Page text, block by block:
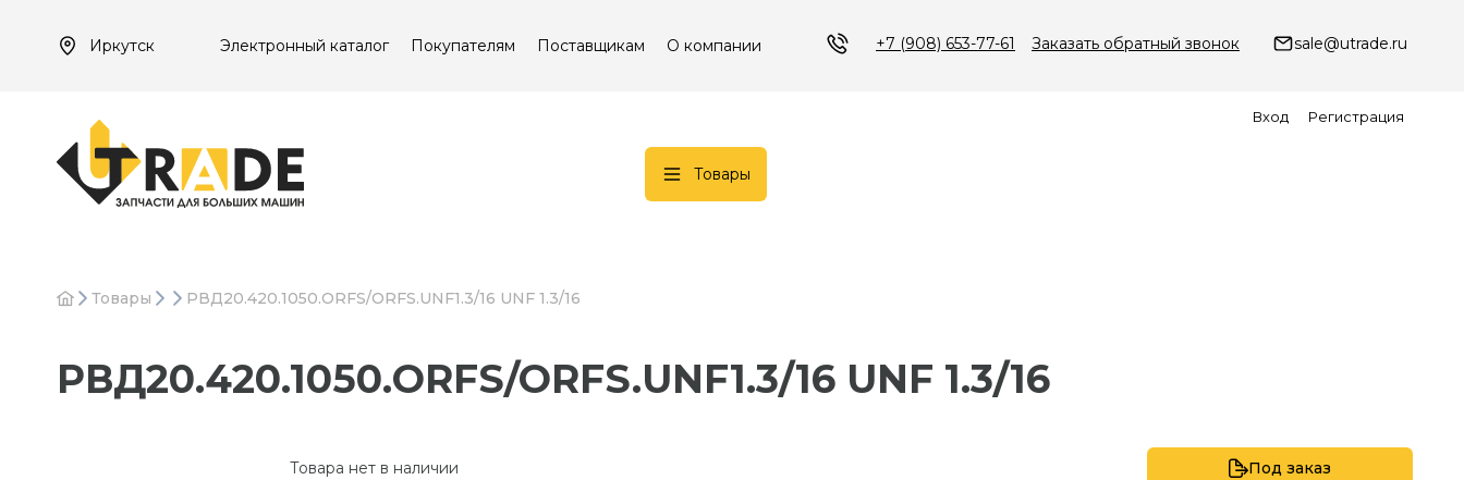
Иркутск Электронный каталог Покупателям Поставщикам О компании +7 (908) 653-77-61 Заказать обратный звонок sale@utrade.ru
Вход Регистрация
Товары
Товары РВД20.420.1050.ORFS/ORFS.UNF1.3/16 UNF 1.3/16
РВД20.420.1050.ORFS/ORFS.UNF1.3/16 UNF 1.3/16
Товара нет в наличии Под заказ